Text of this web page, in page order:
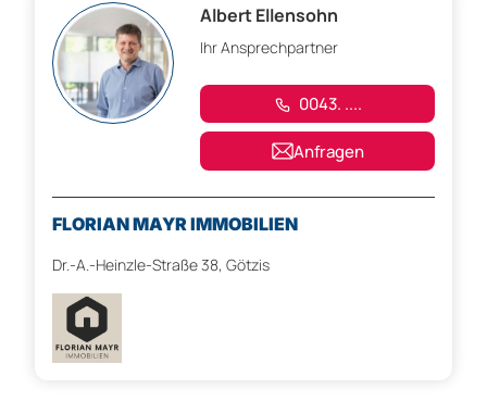
Albert Ellensohn
Ihr Ansprechpartner
0043. ....
Anfragen
FLORIAN MAYR IMMOBILIEN
Dr.-A.-Heinzle-Straße 38, Götzis